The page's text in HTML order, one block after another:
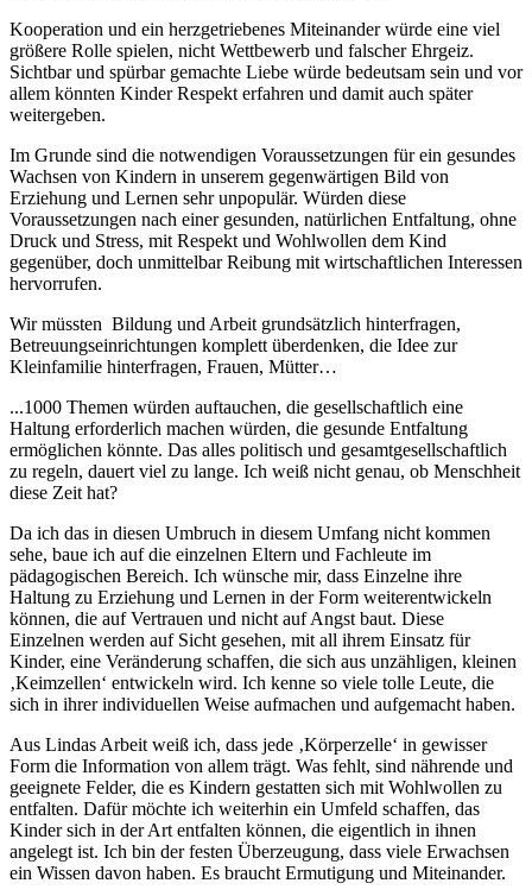
Kooperation und ein herzgetriebenes Miteinander würde eine viel
größere Rolle spielen, nicht Wettbewerb und falscher Ehrgeiz.
Sichtbar und spürbar gemachte Liebe würde bedeutsam sein und vor
allem könnten Kinder Respekt erfahren und damit auch später
weitergeben.
Im Grunde sind die notwendigen Voraussetzungen für ein gesundes
Wachsen von Kindern in unserem gegenwärtigen Bild von
Erziehung und Lernen sehr unpopulär. Würden diese
Voraussetzungen nach einer gesunden, natürlichen Entfaltung, ohne
Druck und Stress, mit Respekt und Wohlwollen dem Kind
gegenüber, doch unmittelbar Reibung mit wirtschaftlichen Interessen
hervorrufen.
Wir müssten Bildung und Arbeit grundsätzlich hinterfragen,
Betreuungseinrichtungen komplett überdenken, die Idee zur
Kleinfamilie hinterfragen, Frauen, Mütter…
...1000 Themen würden auftauchen, die gesellschaftlich eine
Haltung erforderlich machen würden, die gesunde Entfaltung
ermöglichen könnte. Das alles politisch und gesamtgesellschaftlich
zu regeln, dauert viel zu lange. Ich weiß nicht genau, ob Menschheit
diese Zeit hat?
Da ich das in diesen Umbruch in diesem Umfang nicht kommen
sehe, baue ich auf die einzelnen Eltern und Fachleute im
pädagogischen Bereich. Ich wünsche mir, dass Einzelne ihre
Haltung zu Erziehung und Lernen in der Form weiterentwickeln
können, die auf Vertrauen und nicht auf Angst baut. Diese
Einzelnen werden auf Sicht gesehen, mit all ihrem Einsatz für
Kinder, eine Veränderung schaffen, die sich aus unzähligen, kleinen
‚Keimzellen‘ entwickeln wird. Ich kenne so viele tolle Leute, die
sich in ihrer individuellen Weise aufmachen und aufgemacht haben.
Aus Lindas Arbeit weiß ich, dass jede ‚Körperzelle‘ in gewisser
Form die Information von allem trägt. Was fehlt, sind nährende und
geeignete Felder, die es Kindern gestatten sich mit Wohlwollen zu
entfalten. Dafür möchte ich weiterhin ein Umfeld schaffen, das
Kinder sich in der Art entfalten können, die eigentlich in ihnen
angelegt ist. Ich bin der festen Überzeugung, dass viele Erwachsen
ein Wissen davon haben. Es braucht Ermutigung und Miteinander.